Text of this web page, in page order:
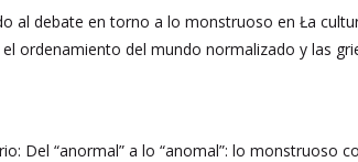
al debate en torno a lo monstruoso en Ła
ordenamiento del mundo normalizado y las
Del “anormal” a lo “anomal”: lo monstruoso